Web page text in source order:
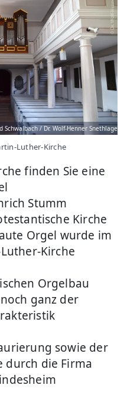
Schwalbach / Dr. Wolf-Henner Snethlage
Luther-Kirche
finden Sie eine
Stumm
Kirche
Orgel wurde im
Kirche
Orgelbau
ganz der
sowie der
durch die Firma